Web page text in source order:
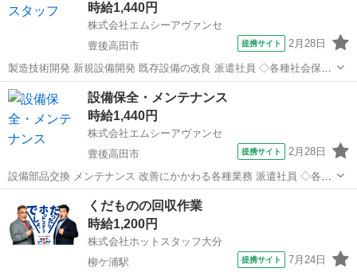
されている顧客工場へ出向い...
時給1,440円
株式会社エムシーアヴァンセ
豊後高田市
提携サイト 2月28日
製造技術開発 新規設備開発 既存設備の改良 派遣社員 ◇各種社会保険
完備 (加入保険は、就業時間により異なります。) ◇年齢不問 ◇未経験
者歓迎
大分 豊後高田市 その他
設備保全・メンテナンス
時給1,440円
株式会社エムシーアヴァンセ
豊後高田市
提携サイト 2月28日
設備部品交換 メンテナンス 改善にかかわる各種業務 派遣社員 ◇各種
社会保険完備 (加入保険は、就業時間により異なります。) ◇年齢不問
◇未経験者歓迎 ◇18歳以上(深夜帯勤務のため、例外事由2号による)
豊後高田市 その他
くだものの回収作業
時給1,200円
株式会社ホットスタッフ大分
柳ケ浦駅
提携サイト 7月24日